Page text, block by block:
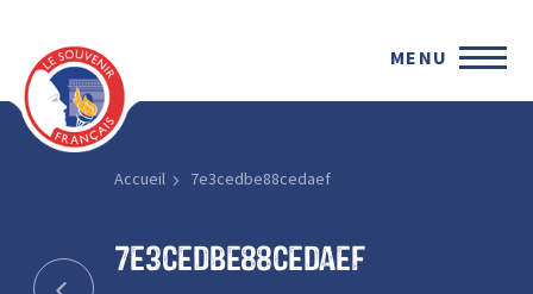
MENU
Accueil 7e3cedbe88cedaef
7e3cedbe88cedaef